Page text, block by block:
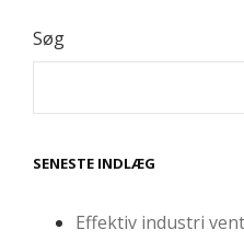
Søg
SENESTE INDLÆG
Effektiv industri